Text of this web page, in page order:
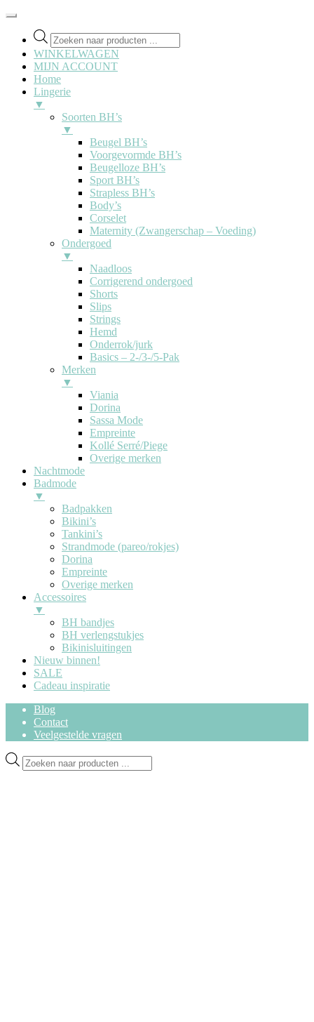
Producten
zoeken
WINKELWAGEN
MIJN ACCOUNT
Home
Lingerie
▼
Soorten BH’s
▼
Beugel BH’s
Voorgevormde BH’s
Beugelloze BH’s
Sport BH’s
Strapless BH’s
Body’s
Corselet
Maternity (Zwangerschap – Voeding)
Ondergoed
▼
Naadloos
Corrigerend ondergoed
Shorts
Slips
Strings
Hemd
Onderrok/jurk
Basics – 2-/3-/5-Pak
Merken
▼
Viania
Dorina
Sassa Mode
Empreinte
Kollé Serré/Piege
Overige merken
Nachtmode
Badmode
▼
Badpakken
Bikini’s
Tankini’s
Strandmode (pareo/rokjes)
Dorina
Empreinte
Overige merken
Accessoires
▼
BH bandjes
BH verlengstukjes
Bikinisluitingen
Nieuw binnen!
SALE
Cadeau inspiratie
Blog
Contact
Veelgestelde vragen
Ga
door
Ga
naar
Producten
zoeken